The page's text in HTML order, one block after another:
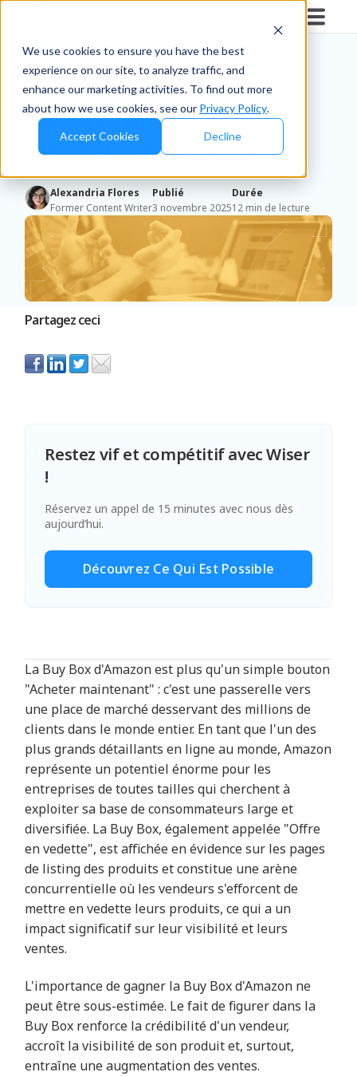
We use cookies to ensure you have the best
experience on our site, to analyze traffic, and
enhance our marketing activities. To find out more
about how we use cookies, see our Privacy Policy.
Accept Cookies Decline
Naviguer dans la boîte
d'achat d'Amazon :
Stratégies de réussite
Alexandria Flores
Former Content Writer
Publié
3 novembre 2025
Durée
12 min de lecture
Partagez ceci
Restez vif et compétitif avec Wiser
!
Réservez un appel de 15 minutes avec nous dès
aujourd’hui.
Découvrez Ce Qui Est Possible
La Buy Box d'Amazon est plus qu'un simple bouton
"Acheter maintenant" : c'est une passerelle vers
une place de marché desservant des millions de
clients dans le monde entier. En tant que l'un des
plus grands détaillants en ligne au monde, Amazon
représente un potentiel énorme pour les
entreprises de toutes tailles qui cherchent à
exploiter sa base de consommateurs large et
diversifiée. La Buy Box, également appelée "Offre
en vedette", est affichée en évidence sur les pages
de listing des produits et constitue une arène
concurrentielle où les vendeurs s'efforcent de
mettre en vedette leurs produits, ce qui a un
impact significatif sur leur visibilité et leurs
ventes.
L'importance de gagner la Buy Box d'Amazon ne
peut être sous-estimée. Le fait de figurer dans la
Buy Box renforce la crédibilité d'un vendeur,
accroît la visibilité de son produit et, surtout,
entraîne une augmentation des ventes.